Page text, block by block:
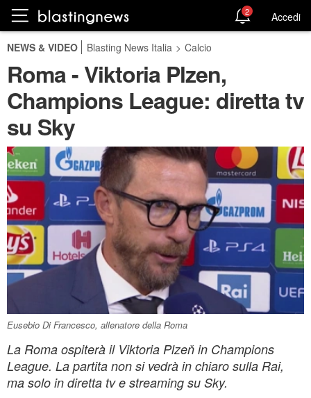
2 Accedi
NEWS & VIDEO Blasting News Italia > Calcio
Roma - Viktoria Plzen,
Champions League: diretta tv
su Sky
Eusebio Di Francesco, allenatore della Roma
La Roma ospiterà il Viktoria Plzeň in Champions
League. La partita non si vedrà in chiaro sulla Rai,
ma solo in diretta tv e streaming su Sky.